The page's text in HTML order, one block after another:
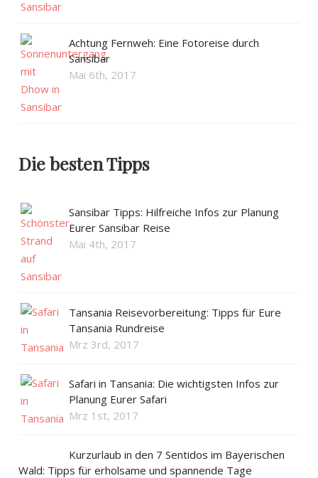
Achtung Fernweh: Eine Fotoreise durch
Sansibar
Mai 6th, 2017
Die besten Tipps
Sansibar Tipps: Hilfreiche Infos zur Planung
Eurer Sansibar Reise
Mai 4th, 2017
Tansania Reisevorbereitung: Tipps für Eure
Tansania Rundreise
Mrz 3rd, 2017
Safari in Tansania: Die wichtigsten Infos zur
Planung Eurer Safari
Mrz 1st, 2017
Kurzurlaub in den 7 Sentidos im Bayerischen
Wald: Tipps für erholsame und spannende Tage